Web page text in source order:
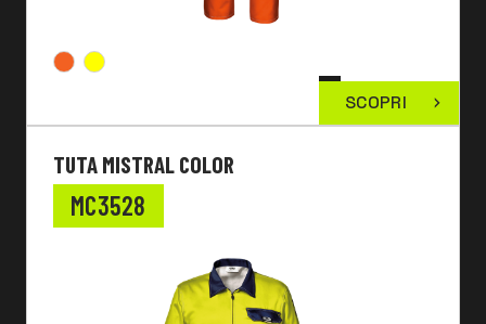
SCOPRI
TUTA MISTRAL COLOR
MC3528